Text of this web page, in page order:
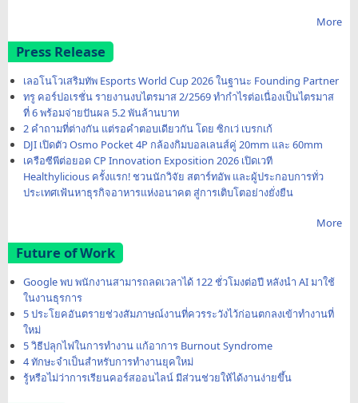
More
Press Release
เลอโนโวเสริมทัพ Esports World Cup 2026 ในฐานะ Founding Partner
ทรู คอร์ปอเรชั่น รายงานงบไตรมาส 2/2569 ทำกำไรต่อเนื่องเป็นไตรมาส
ที่ 6 พร้อมจ่ายปันผล 5.2 พันล้านบาท
2 คำถามที่ต่างกัน แต่รอคำตอบเดียวกัน โดย ซิกเว่ เบรกเก้
DJI เปิดตัว Osmo Pocket 4P กล้องกิมบอลเลนส์คู่ 20mm และ 60mm
เครือซีพีต่อยอด CP Innovation Exposition 2026 เปิดเวที
Healthylicious ครั้งแรก! ชวนนักวิจัย สตาร์ทอัพ และผู้ประกอบการทั่ว
ประเทศเฟ้นหาธุรกิจอาหารแห่งอนาคต สู่การเติบโตอย่างยั่งยืน
More
Future of Work
Google พบ พนักงานสามารถลดเวลาได้ 122 ชั่วโมงต่อปี หลังนำ AI มาใช้
ในงานธุรการ
5 ประโยคอันตรายช่วงสัมภาษณ์งานที่ควรระวังไว้ก่อนตกลงเข้าทำงานที่
ใหม่
5 วิธีปลุกไฟในการทำงาน แก้อาการ Burnout Syndrome
4 ทักษะจำเป็นสำหรับการทำงานยุคใหม่
รู้หรือไม่ว่าการเรียนคอร์สออนไลน์ มีส่วนช่วยให้ได้งานง่ายขึ้น